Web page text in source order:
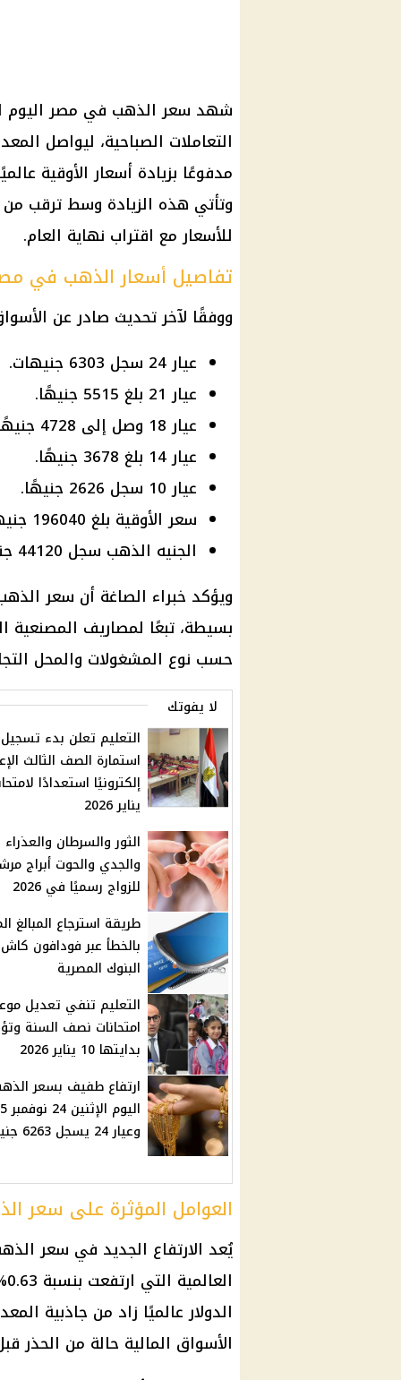
التعاملات الصباحية، ليواصل
مدفوعًا بزيادة أسعار الأوقية
وتأتي هذه الزيادة وسط ترقب من
للأسعار مع اقتراب نهاية العام.
تفاصيل أسعار الذهب في
ووفقًا لآخر تحديث صادر عن
عيار 24 سجل 6303 جنيهات.
عيار 21 بلغ 5515 جنيهًا.
عيار 18 وصل إلى 4728 جنيهًا.
عيار 14 بلغ 3678 جنيهًا.
عيار 10 سجل 2626 جنيهًا.
سعر الأوقية بلغ 196040 جنيهًا.
الجنيه الذهب سجل 44120 جنيهًا.
ويؤكد خبراء الصاغة أن سعر
حسب نوع المشغولات والمحل
لا يفوتك
التعليم تعلن بدء تسجيل
استمارة الصف الثالث
إلكترونيًا استعدادًا
يناير 2026
الثور والسرطان والعذراء
والجدي والحوت أبراج
للزواج رسميًا في 2026
طريقة استرجاع المبالغ
بالخطأ عبر فودافون
البنوك المصرية
التعليم تنفي تعديل
امتحانات نصف السنة
بدايتها 10 يناير 2026
ارتفاع طفيف بسعر
وعيار 24 يسجل 6263 جنيها
العوامل المؤثرة على سعر
يُعد الارتفاع الجديد في سعر
الدولار عالميًا زاد من جاذبية
الأسواق المالية حالة من الحذر